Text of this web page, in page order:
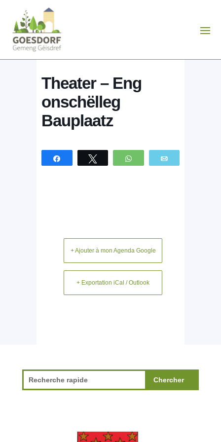
Theater – Eng
onschëlleg
Bauplaatz
Partagez Tweetez WhatsApp
+ Ajouter à mon Agenda Google
+ Exportation iCal / Outlook